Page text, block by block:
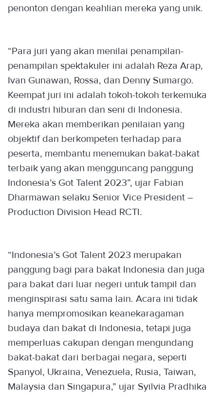
penonton dengan keahlian mereka yang unik.
“Para juri yang akan menilai penampilan-
penampilan spektakuler ini adalah Reza Arap,
Ivan Gunawan, Rossa, dan Denny Sumargo.
Keempat juri ini adalah tokoh-tokoh terkemuka
di industri hiburan dan seni di Indonesia.
Mereka akan memberikan penilaian yang
objektif dan berkompeten terhadap para
peserta, membantu menemukan bakat-bakat
terbaik yang akan mengguncang panggung
Indonesia’s Got Talent 2023”, ujar Fabian
Dharmawan selaku Senior Vice President –
Production Division Head RCTI.
“Indonesia’s Got Talent 2023 merupakan
panggung bagi para bakat Indonesia dan juga
para bakat dari luar negeri untuk tampil dan
menginspirasi satu sama lain. Acara ini tidak
hanya mempromosikan keanekaragaman
budaya dan bakat di Indonesia, tetapi juga
memperluas cakupan dengan mengundang
bakat-bakat dari berbagai negara, seperti
Spanyol, Ukraina, Venezuela, Rusia, Taiwan,
Malaysia dan Singapura,” ujar Syilvia Pradhika